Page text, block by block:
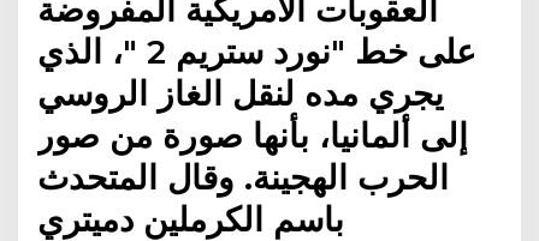
العقوبات الأمريكية المفروضة
على خط "نورد ستريم 2 "، الذي
يجري مده لنقل الغاز الروسي
إلى ألمانيا، بأنها صورة من صور
الحرب الهجينة. وقال المتحدث
باسم الكرملين دميتري